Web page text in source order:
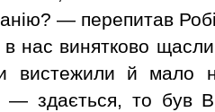
— перепитав
нас винятково
вистежили й мало
— здається, то був